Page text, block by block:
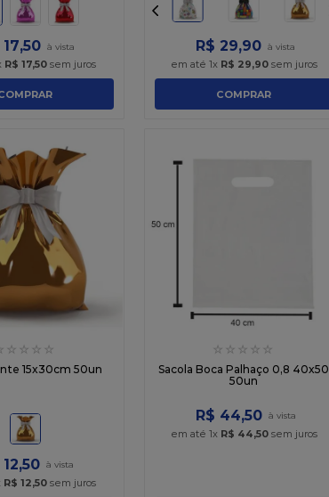
17,50
R$ 17,50sem juros
R$ 29,90
em até 1x R$ 29,90sem juros
COMPRAR
☆ ☆ ☆ ☆
15x30cm 50un
12,50
R$ 12,50 sem juros
☆ ☆ ☆ ☆ ☆
Sacola Boca Palhaço 0,8 40x50
50un
R$ 44,50
em até 1x R$ 44,50sem juros